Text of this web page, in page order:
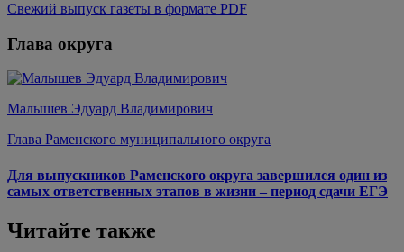
Свежий выпуск газеты в формате PDF
Глава округа
Малышев Эдуард Владимирович
Глава Раменского муниципального округа
Для выпускников Раменского округа завершился один из
самых ответственных этапов в жизни – период сдачи ЕГЭ
Читайте также